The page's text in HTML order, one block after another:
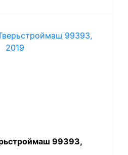
99393,